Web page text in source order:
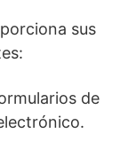
sus
de